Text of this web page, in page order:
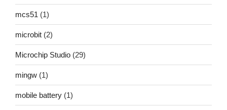
mcs51 (1)
microbit (2)
Microchip Studio (29)
mingw (1)
mobile battery (1)